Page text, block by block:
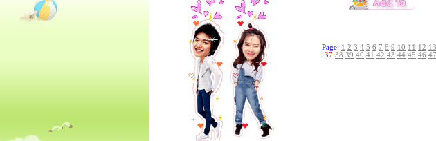
Page: 1 2 3 4 5 6 7 8 9 10 11 12 13
37 38 39 40 41 42 43 44 45 46 47